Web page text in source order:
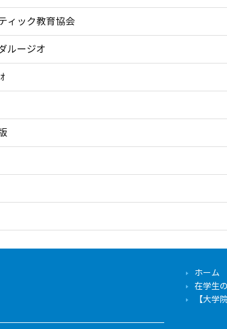
ィック教育協会
ルージオ
ホーム
在学生
【大学